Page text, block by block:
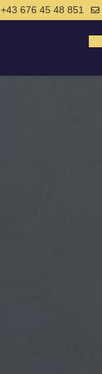
+43 676 45 48 851